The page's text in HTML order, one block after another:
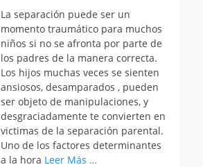
La separación puede ser un
momento traumático para muchos
niños si no se afronta por parte de
los padres de la manera correcta.
Los hijos muchas veces se sienten
ansiosos, desamparados , pueden
ser objeto de manipulaciones, y
desgraciadamente te convierten en
victimas de la separación parental.
Uno de los factores determinantes
a la hora Leer Más …